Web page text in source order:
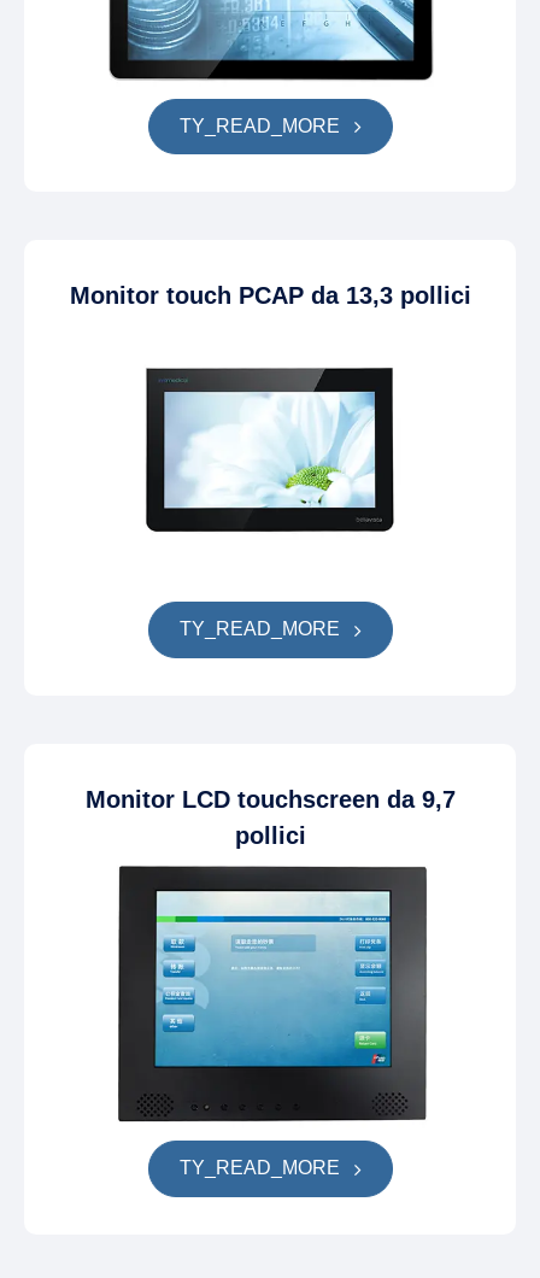
TY_READ_MORE
Monitor touch PCAP da 13,3 pollici
TY_READ_MORE
Monitor LCD touchscreen da 9,7
pollici
TY_READ_MORE